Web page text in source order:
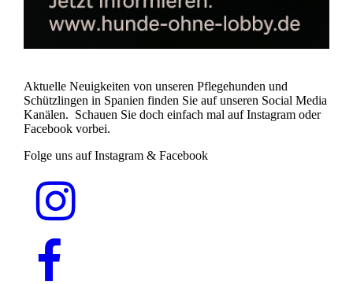
Aktuelle Neuigkeiten von unseren Pflegehunden und
Schützlingen in Spanien finden Sie auf unseren Social Media
Kanälen. Schauen Sie doch einfach mal auf Instagram oder
Facebook vorbei.
Folge uns auf Instagram & Facebook